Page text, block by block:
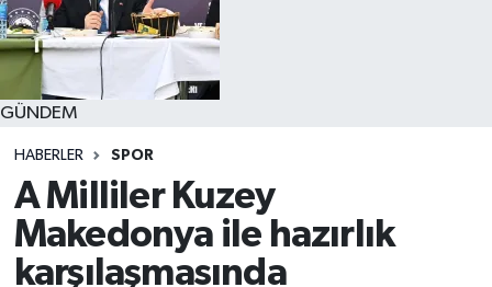
GÜNDEM
HABERLER SPOR
A Milliler Kuzey
Makedonya ile hazırlık
karşılaşmasında